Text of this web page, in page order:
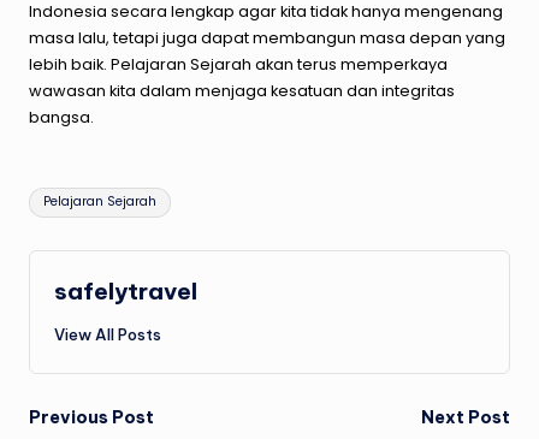
Indonesia secara lengkap agar kita tidak hanya mengenang
masa lalu, tetapi juga dapat membangun masa depan yang
lebih baik. Pelajaran Sejarah akan terus memperkaya
wawasan kita dalam menjaga kesatuan dan integritas
bangsa.
Tags:
Pelajaran Sejarah
safelytravel
View All Posts
Post
Previous Post Next Post